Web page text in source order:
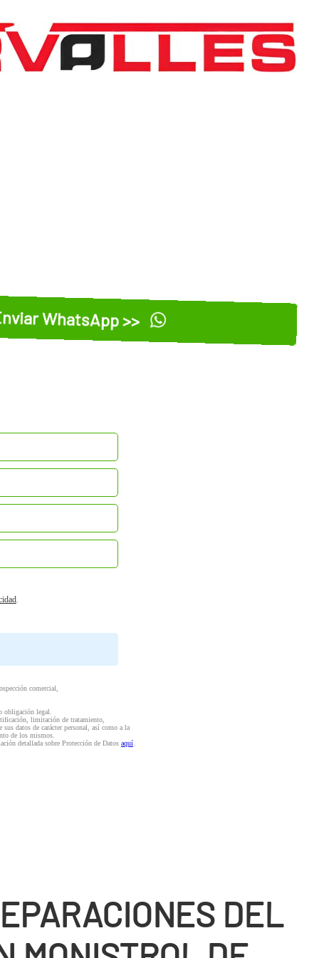
WhatsApp >>
.
comercial,
obligación legal.
limitación de tratamiento,
datos de carácter personal, así como a la
de los mismos.
detallada sobre Protección de Datos aquí.
DEL